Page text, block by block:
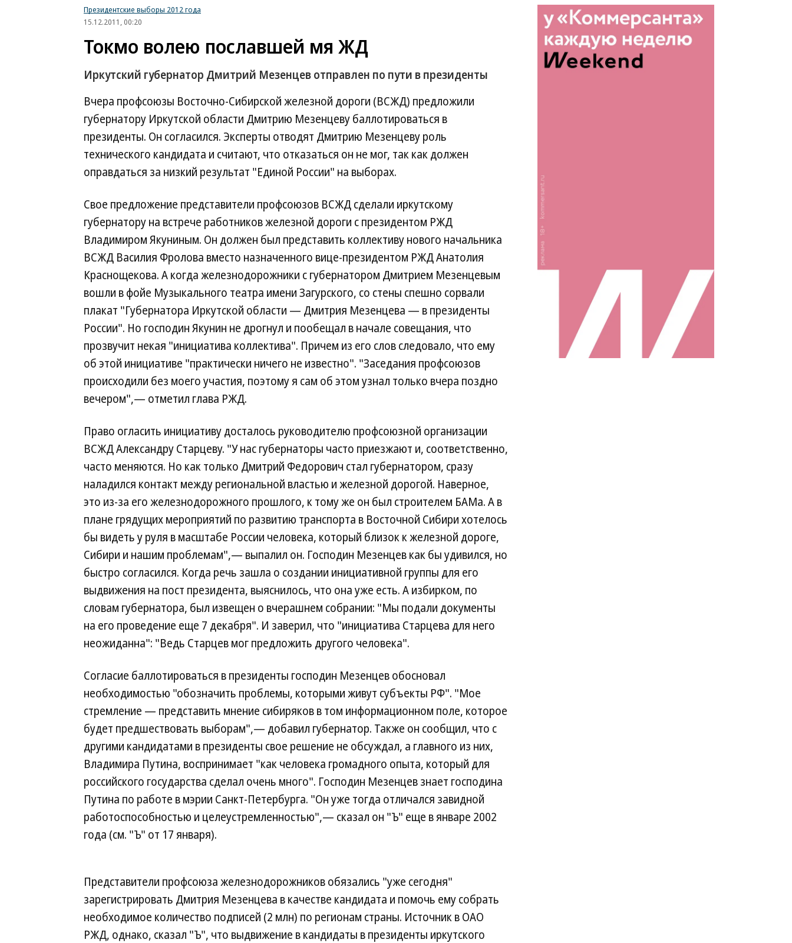
Президентские выборы 2012 года
15.12.2011, 00:20
Токмо волею пославшей мя ЖД
Иркутский губернатор Дмитрий Мезенцев отправлен по пути в президенты
Вчера профсоюзы Восточно-Сибирской железной дороги (ВСЖД) предложили
губернатору Иркутской области Дмитрию Мезенцеву баллотироваться в
президенты. Он согласился. Эксперты отводят Дмитрию Мезенцеву роль
технического кандидата и считают, что отказаться он не мог, так как должен
оправдаться за низкий результат "Единой России" на выборах.
Свое предложение представители профсоюзов ВСЖД сделали иркутскому
губернатору на встрече работников железной дороги с президентом РЖД
Владимиром Якуниным. Он должен был представить коллективу нового начальника
ВСЖД Василия Фролова вместо назначенного вице-президентом РЖД Анатолия
Краснощекова. А когда железнодорожники с губернатором Дмитрием Мезенцевым
вошли в фойе Музыкального театра имени Загурского, со стены спешно сорвали
плакат "Губернатора Иркутской области — Дмитрия Мезенцева — в президенты
России". Но господин Якунин не дрогнул и пообещал в начале совещания, что
прозвучит некая "инициатива коллектива". Причем из его слов следовало, что ему
об этой инициативе "практически ничего не известно". "Заседания профсоюзов
происходили без моего участия, поэтому я сам об этом узнал только вчера поздно
вечером",— отметил глава РЖД.
Право огласить инициативу досталось руководителю профсоюзной организации
ВСЖД Александру Старцеву. "У нас губернаторы часто приезжают и, соответственно,
часто меняются. Но как только Дмитрий Федорович стал губернатором, сразу
наладился контакт между региональной властью и железной дорогой. Наверное,
это из-за его железнодорожного прошлого, к тому же он был строителем БАМа. А в
плане грядущих мероприятий по развитию транспорта в Восточной Сибири хотелось
бы видеть у руля в масштабе России человека, который близок к железной дороге,
Сибири и нашим проблемам",— выпалил он. Господин Мезенцев как бы удивился, но
быстро согласился. Когда речь зашла о создании инициативной группы для его
выдвижения на пост президента, выяснилось, что она уже есть. А избирком, по
словам губернатора, был извещен о вчерашнем собрании: "Мы подали документы
на его проведение еще 7 декабря". И заверил, что "инициатива Старцева для него
неожиданна": "Ведь Старцев мог предложить другого человека".
Согласие баллотироваться в президенты господин Мезенцев обосновал
необходимостью "обозначить проблемы, которыми живут субъекты РФ". "Мое
стремление — представить мнение сибиряков в том информационном поле, которое
будет предшествовать выборам",— добавил губернатор. Также он сообщил, что с
другими кандидатами в президенты свое решение не обсуждал, а главного из них,
Владимира Путина, воспринимает "как человека громадного опыта, который для
российского государства сделал очень много". Господин Мезенцев знает господина
Путина по работе в мэрии Санкт-Петербурга. "Он уже тогда отличался завидной
работоспособностью и целеустремленностью",— сказал он "Ъ" еще в январе 2002
года (см. "Ъ" от 17 января).
Представители профсоюза железнодорожников обязались "уже сегодня"
зарегистрировать Дмитрия Мезенцева в качестве кандидата и помочь ему собрать
необходимое количество подписей (2 млн) по регионам страны. Источник в ОАО
РЖД, однако, сказал "Ъ", что выдвижение в кандидаты в президенты иркутского